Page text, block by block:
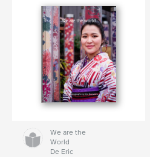
We are the
World
De Eric